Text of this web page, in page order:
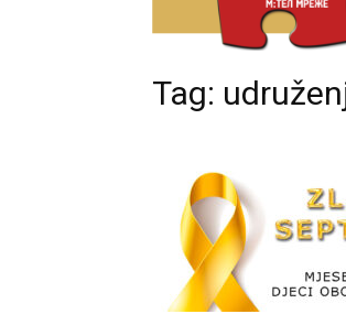
Tag: